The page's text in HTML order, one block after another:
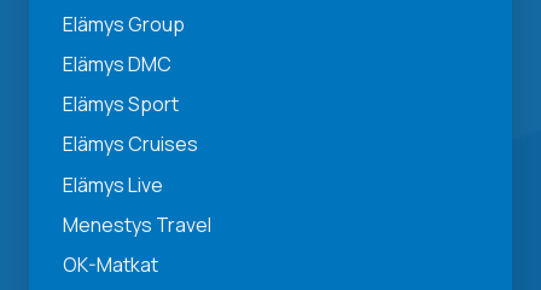
Elämys Group
Elämys DMC
Elämys Sport
Elämys Cruises
Elämys Live
Menestys Travel
OK-Matkat